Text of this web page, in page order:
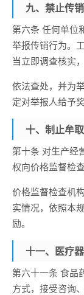
九、禁止传
第六条 任何单位
举报传销行为。
当立即调查核实，
依法查处，并为
定对举报人给予奖
十、制止牟
第十条 对生产经
权向价格监督检
价格监督检查机
实情况，依照本
励。
十一、医疗
第六十一条 食品
方式，接受咨询